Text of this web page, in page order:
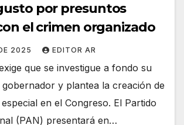
por presuntos
el crimen organizado
2025 EDITOR AR
que se investigue a fondo su
y plantea la creación de
en el Congreso. El Partido
(PAN) presentará en…